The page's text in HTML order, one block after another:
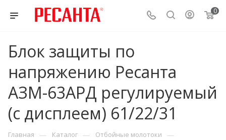
0
Блок защиты по
напряжению Ресанта
АЗМ-63АРД регулируемый
(с дисплеем) 61/22/31
Главная — Каталог — Отбойные молотоки —